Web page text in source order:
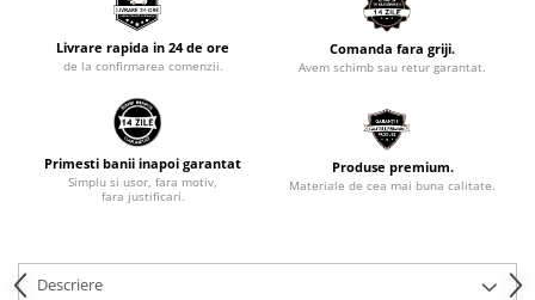
Livrare rapida in 24 de ore
de la confirmarea comenzii.
Comanda fara griji.
Avem schimb sau retur garantat.
Primesti banii inapoi garantat
Simplu si usor, fara motiv,
fara justificari.
Produse premium.
Materiale de cea mai buna calitate.
Descriere